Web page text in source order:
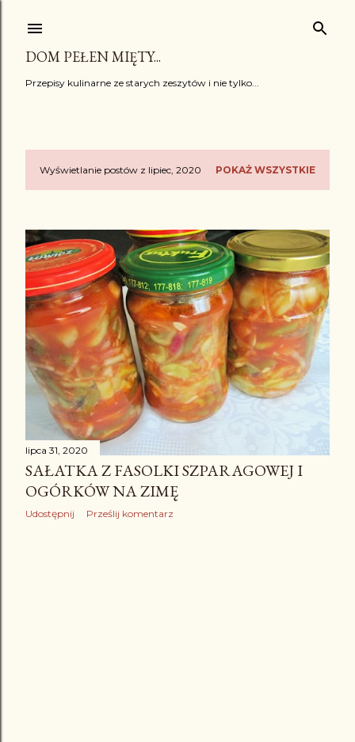
DOM PEŁEN MIĘTY...
Przepisy kulinarne ze starych zeszytów i nie tylko...
P
s
t
y
Wyświetlanie postów z lipiec, 2020 POKAŻ WSZYSTKIE
lipca 31, 2020
SAŁATKA Z FASOLKI SZPARAGOWEJ I
OGÓRKÓW NA ZIMĘ
Udostępnij Prześlij komentarz